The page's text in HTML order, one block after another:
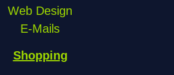
Web Design
E-Mails
Shopping